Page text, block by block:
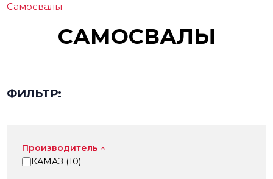
Самосвалы
САМОСВАЛЫ
ФИЛЬТР:
Производитель
КАМАЗ (10)